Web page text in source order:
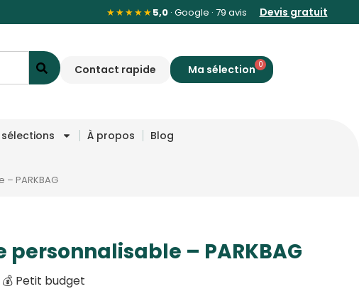
★★★★★5,0· Google · 79 avis Devis gratuit
Contact rapide 0
sélections À propos Blog
PARKBAG
personnalisable – PARKBAG
Petit budget